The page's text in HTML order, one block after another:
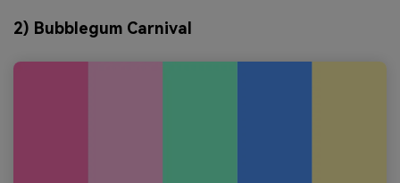
2) Bubblegum Carnival